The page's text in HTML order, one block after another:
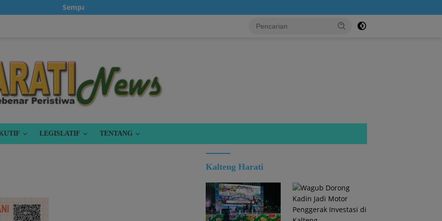
Sempatkanlah untuk klik iklan, karena itu gratis...!
LEGISLATIF TENTANG
Kalteng Harati